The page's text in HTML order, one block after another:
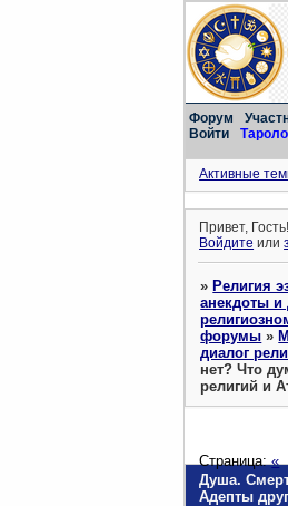
Форум
Войти
Активные
Привет, Гость!
Войдите или
»Религия
анекдоты и
форумы »
диалог
нет? Что
религий и
Душа.
Адепты
Страница:«